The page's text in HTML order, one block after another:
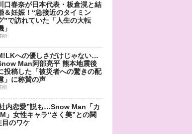
口春奈が日本代表・板倉滉と結
＆妊娠！“急接近のタイミン
”で訪れていた「人生の大転
」
能
への優しさだけじゃない…
Man阿部亮平 熊本地震後
投稿した「被災者への驚きの配
」に称賛の声
能
内恋愛”説も…Snow Man「カ
」女性キャラ“さく美”との関
目のワケ